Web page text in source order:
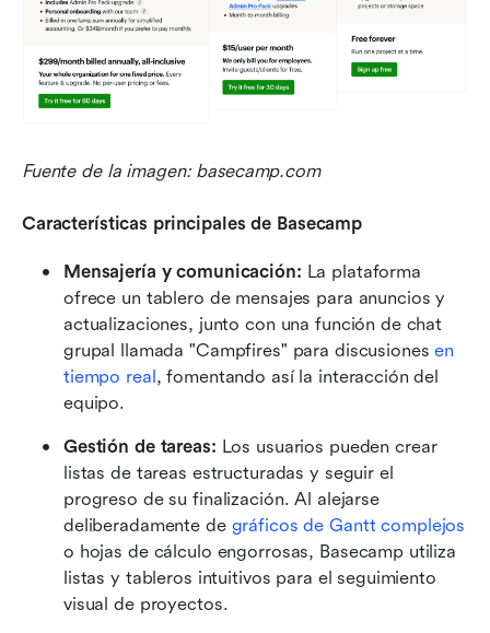
Fuente de la imagen: basecamp.com
Características principales de Basecamp
Mensajería y comunicación: La plataforma
ofrece un tablero de mensajes para anuncios y
actualizaciones, junto con una función de chat
grupal llamada "Campfires" para discusiones en
tiempo real , fomentando así la interacción del
equipo.
Gestión de tareas: Los usuarios pueden crear
listas de tareas estructuradas y seguir el
progreso de su finalización. Al alejarse
deliberadamente de gráficos de Gantt complejos
o hojas de cálculo engorrosas, Basecamp utiliza
listas y tableros intuitivos para el seguimiento
visual de proyectos.